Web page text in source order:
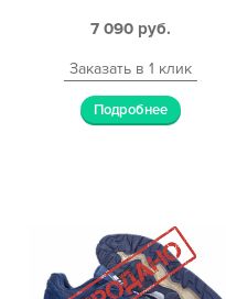
7 090 руб.
Заказать в 1 клик
Подробнее